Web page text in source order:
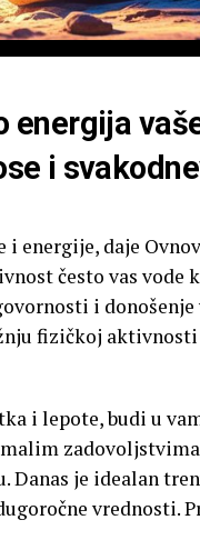
energija
i
i energije, daje
često vas vode
i
fizičkoj
i lepote, budi u
Danas je idealan
vrednosti.